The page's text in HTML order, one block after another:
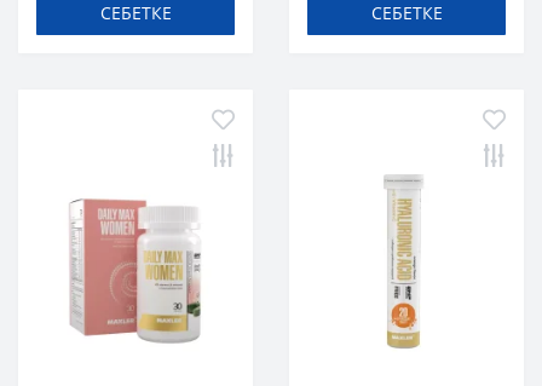
СЕБЕТКЕ СЕБЕТКЕ